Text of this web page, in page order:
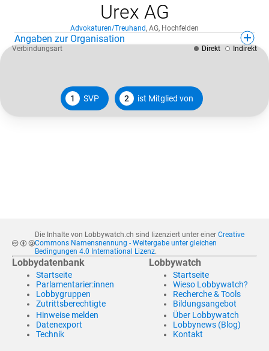
Urex AG
Advokaturen/Treuhand, AG, Hochfelden
Angaben zur Organisation
1 SVP 2 ist Mitglied von
Verbindungsart Direkt Indirekt
Die Inhalte von Lobbywatch.ch sind lizenziert unter einer Creative
Commons Namensnennung - Weitergabe unter gleichen
Bedingungen 4.0 International Lizenz.
Lobbydatenbank
Startseite
Parlamentarier:innen
Lobbygruppen
Zutrittsberechtigte
Hinweise melden
Datenexport
Technik
Lobbywatch
Startseite
Wieso Lobbywatch?
Recherche & Tools
Bildungsangebot
Über Lobbywatch
Lobbynews (Blog)
Kontakt